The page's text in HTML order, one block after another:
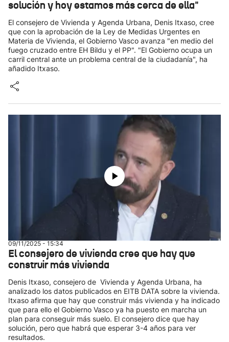
solución y hoy estamos más cerca de ella"
El consejero de Vivienda y Agenda Urbana, Denis Itxaso, cree
que con la aprobación de la Ley de Medidas Urgentes en
Materia de Vivienda, el Gobierno Vasco avanza "en medio del
fuego cruzado entre EH Bildu y el PP". "El Gobierno ocupa un
carril central ante un problema central de la ciudadanía", ha
añadido Itxaso.
09/11/2025 - 15:34
El consejero de vivienda cree que hay que
construir más vivienda
Denis Itxaso, consejero de Vivienda y Agenda Urbana, ha
analizado los datos publicados en EITB DATA sobre la vivienda.
Itxaso afirma que hay que construir más vivienda y ha indicado
que para ello el Gobierno Vasco ya ha puesto en marcha un
plan para conseguir más suelo. El consejero dice que hay
solución, pero que habrá que esperar 3-4 años para ver
resultados.